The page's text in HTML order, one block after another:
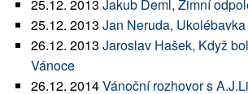
25.12. 2013 Jakub Deml, Zimní
25.12. 2013 Jan Neruda,
26.12. 2013 Jaroslav Hašek, Když
Vánoce
26.12. 2014Vánoční rozhovor s